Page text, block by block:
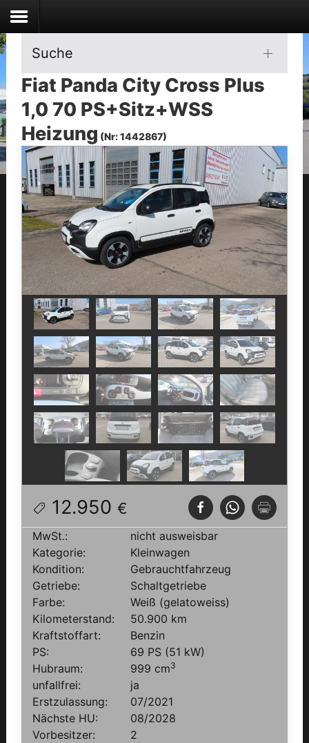
Suche
Fiat Panda City Cross Plus
1,0 70 PS+Sitz+WSS
Heizung (Nr: 1442867)
12.950 €
MwSt.:
nicht ausweisbar
Kategorie:
Kleinwagen
Kondition:
Gebrauchtfahrzeug
Getriebe:
Schaltgetriebe
Farbe:
Weiß (gelatoweiss)
Kilometerstand:
50.900 km
Kraftstoffart:
Benzin
PS:
69 PS (51 kW)
Hubraum:
999 cm3
unfallfrei:
ja
Erstzulassung:
07/2021
Nächste HU:
08/2028
Vorbesitzer:
2